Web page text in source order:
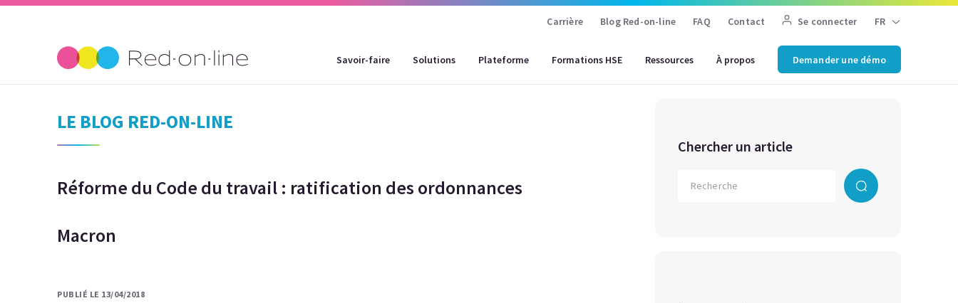
Carrière Blog Red-on-line FAQ Contact Se connecter FR
Savoir-faire Solutions Plateforme Formations HSE Ressources À propos Demander une démo
LE BLOG RED-ON-LINE
Réforme du Code du travail : ratification des ordonnances
Macron
PUBLIÉ LE 13/04/2018
Chercher un article